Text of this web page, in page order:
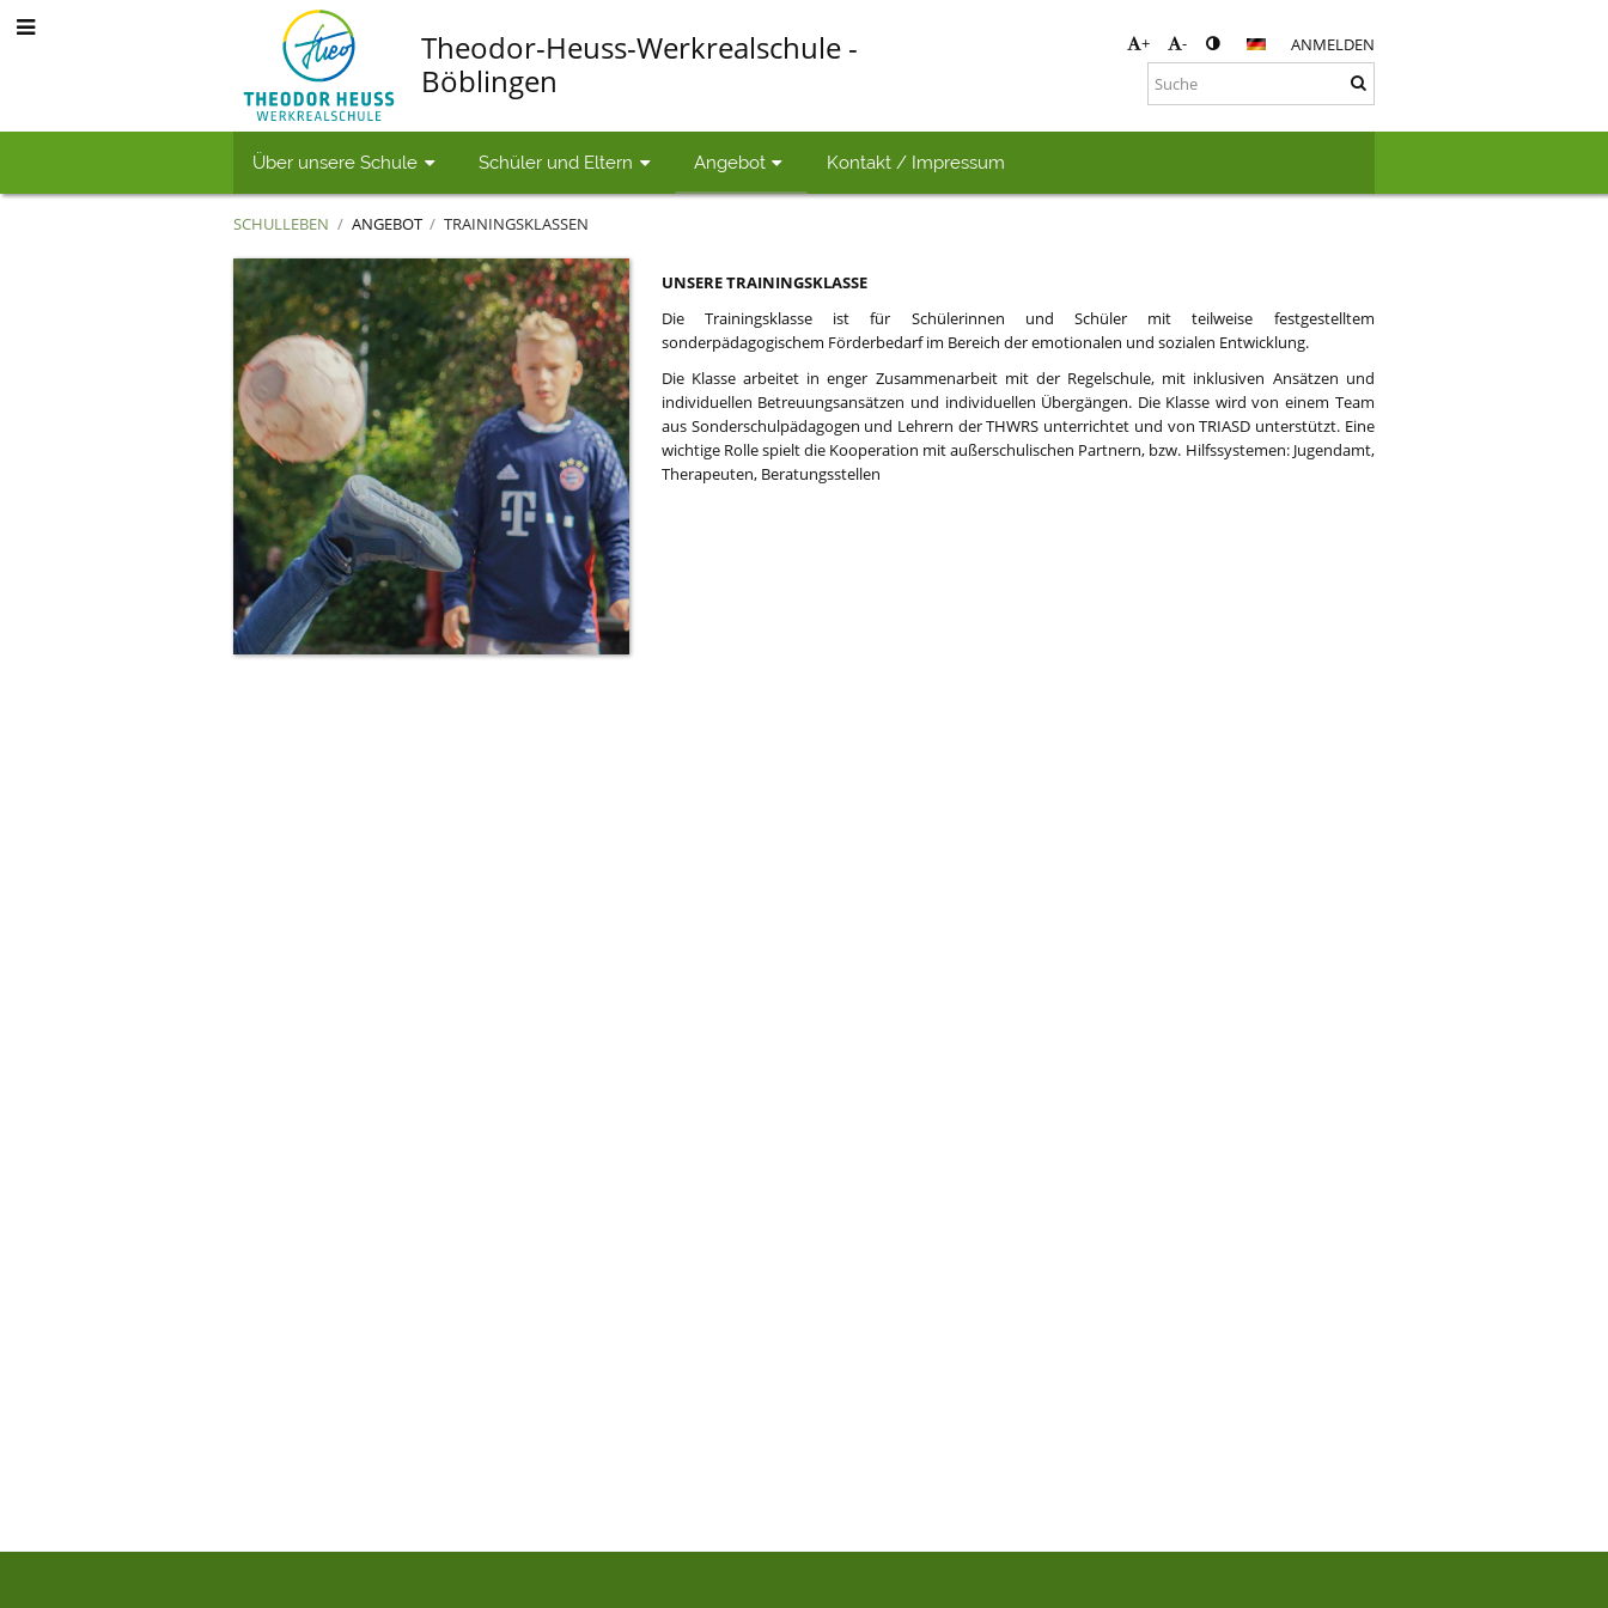
Theodor-Heuss-Werkrealschule -
Böblingen
+ - ANMELDEN
Über unsere Schule Schüler und Eltern Angebot Kontakt / Impressum
SCHULLEBEN / ANGEBOT / TRAININGSKLASSEN
Trainingsklassen
UNSERE TRAININGSKLASSE
Die Trainingsklasse ist für Schülerinnen und Schüler mit teilweise festgestelltem
sonderpädagogischem Förderbedarf im Bereich der emotionalen und sozialen Entwicklung.
Die Klasse arbeitet in enger Zusammenarbeit mit der Regelschule, mit inklusiven Ansätzen und
individuellen Betreuungsansätzen und individuellen Übergängen. Die Klasse wird von einem Team
aus Sonderschulpädagogen und Lehrern der THWRS unterrichtet und von TRIASD unterstützt. Eine
wichtige Rolle spielt die Kooperation mit außerschulischen Partnern, bzw. Hilfssystemen: Jugendamt,
Therapeuten, Beratungsstellen